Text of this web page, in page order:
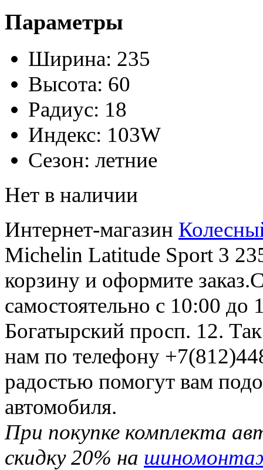
Параметры
Ширина: 235
Высота: 60
Радиус: 18
Индекс: 103W
Сезон: летние
Нет в наличии
Интернет-магазин
Michelin Latitude Sport 3
корзину и оформите
самостоятельно с 10:00 до
Богатырский просп. 12.
нам по телефону
радостью помогут вам
автомобиля.
При покупке комплекта
скидку 20% на